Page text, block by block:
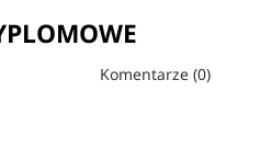
Komentarze (0)